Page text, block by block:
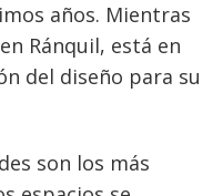
años. Mientras
Ránquil, está en
del diseño para su
son los más